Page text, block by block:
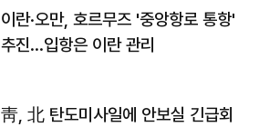
이란·오만, 호르무즈 '중앙항로 통항'
추진…입항은 이란 관리
靑, 北 탄도미사일에 안보실 긴급회